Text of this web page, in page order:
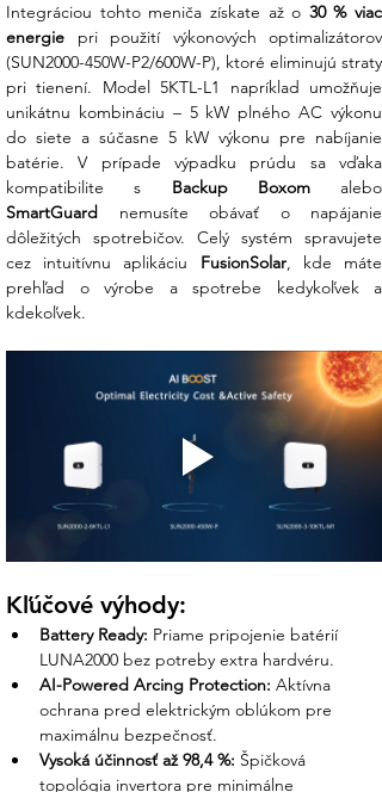
Parameter
Hodnota
Menovitý AC výkon
5 000 W (5 kW)
Maximálny zdanlivý výkon
5 500 VA
Maximálna účinnosť
98,4 %
Odporúčaný max. FV výkon 7 500 Wp
Rozsah MPPT napätia
90 V – 560 V
2. Mechanická špecifikácia a
bezpečnosť
Hmotnosť: len 12 kg (jednoduchá
manipulácia)
Počet MPPT trackerov: 2 (vhodné pre
Stupeň krytia: IP65 (prachotesný a
vodeodolný)
Chladenie: Prirodzená konvekcia
(bezhlučné, bez ventilátorov)
Komunikácia: Integrovaná WLAN,
voliteľne 4G / FE
Záruka: Dlhodobá garancia kvality
Čo získate nákupom v Ensun?
Z vášho prieskumu vieme, že sa hneváte na
klamstvá, "sľubotechny" a neochotu
predajcov riešiť technické detaily. My v
Ensun budujeme dôveru na činoch:
Osobná podpora nášho tímu:Žiadni
Integráciou tohto meniča získate až o 30 % viac
energie pri použití výkonových optimalizátorov
(SUN2000-450W-P2/600W-P), ktoré eliminujú straty
pri tienení. Model 5KTL-L1 napríklad umožňuje
unikátnu kombináciu – 5 kW plného AC výkonu
do siete a súčasne 5 kW výkonu pre nabíjanie
batérie. V prípade výpadku prúdu sa vďaka
kompatibilite s Backup Boxom
SmartGuard nemusíte obávať o napájanie
dôležitých spotrebičov. Celý systém spravujete
cez intuitívnu aplikáciu FusionSolar, kde máte
prehľad o výrobe a spotrebe kedykoľvek a
kdekoľvek.
Kľúčové výhody:
Battery Ready: Priame pripojenie batérií
LUNA2000 bez potreby extra hardvéru.
AI-Powered Arcing Protection: Aktívna
ochrana pred elektrickým oblúkom pre
maximálnu bezpečnosť.
Vysoká účinnosť až 98,4 %: Špičková
topológia invertora pre minimálne